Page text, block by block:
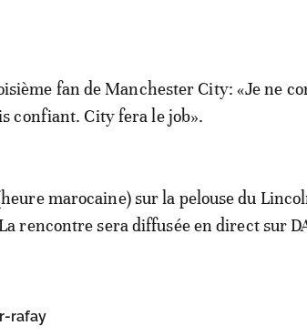
fan de Manchester City: «Je ne
confiant. City fera le job».
marocaine) sur la pelouse du
rencontre sera diffusée en direct sur
rafay